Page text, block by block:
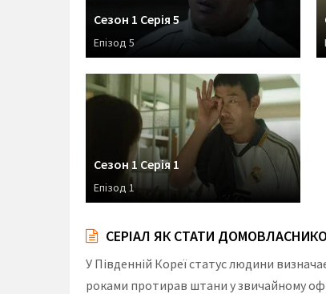
Сезон 1 Серія 5
Епізод 5
Сезон 1 Серія 1
Епізод 1
СЕРІАЛ ЯК СТАТИ
У Південній Кореї статус людини
роками протирав штани у звичайному